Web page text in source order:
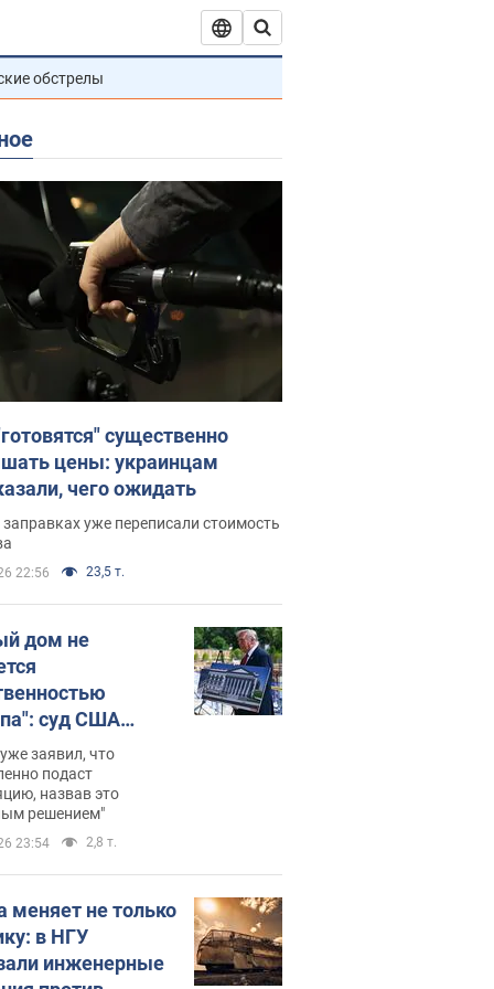
обстрелы
существенно
цены: украинцам
чего ожидать
уже переписали стоимость
22:56 23,5 т.
дом не
суд США
зала
400 млн
заявил, что
подаст
назвав это
решением"
23:54 2,8 т.
меняет не только
в НГУ
инженерные